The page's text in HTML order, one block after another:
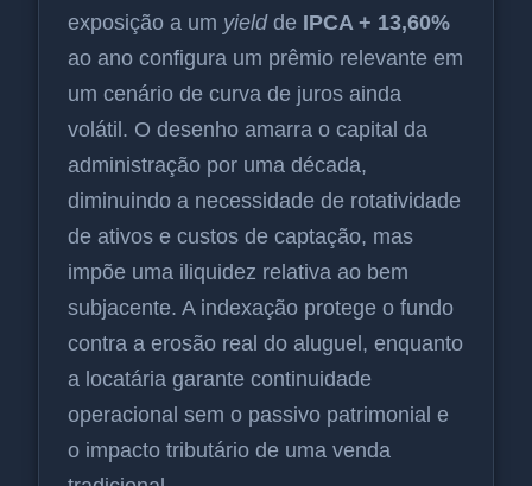
exposição a um yieldde IPCA + 13,60%
ao ano configura um prêmio relevante em
um cenário de curva de juros ainda
volátil. O desenho amarra o capital da
administração por uma década,
diminuindo a necessidade de rotatividade
de ativos e custos de captação, mas
impõe uma iliquidez relativa ao bem
subjacente. A indexação protege o fundo
contra a erosão real do aluguel, enquanto
a locatária garante continuidade
operacional sem o passivo patrimonial e
o impacto tributário de uma venda